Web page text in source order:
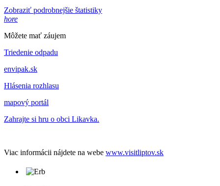
Zobraziť podrobnejšie štatistiky
hore
Môžete mať záujem
Triedenie odpadu
envipak.sk
Hlásenia rozhlasu
mapový portál
Zahrajte si hru o obci Likavka.
Viac informácii nájdete na webe www.visitliptov.sk